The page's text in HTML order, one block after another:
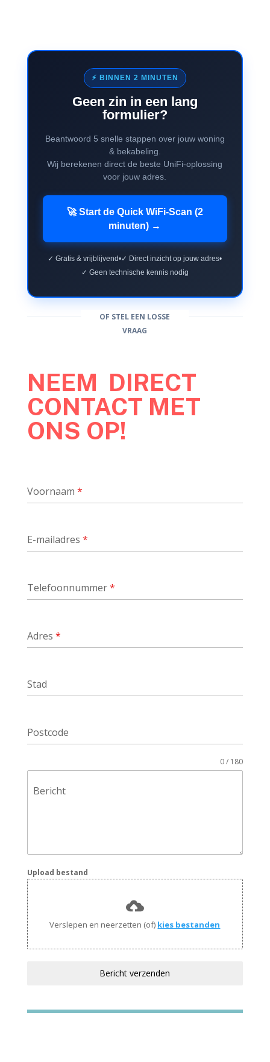
⚡ BINNEN 2 MINUTEN
Geen zin in een lang
formulier?
Beantwoord 5 snelle stappen over jouw woning
& bekabeling.
Wij berekenen direct de beste UniFi-oplossing
voor jouw adres.
🚀 Start de Quick WiFi-Scan (2
minuten) →
✓ Gratis & vrijblijvend•✓ Direct inzicht op jouw adres•
✓ Geen technische kennis nodig
OF STEL EEN LOSSE
VRAAG
NEEM DIRECT
CONTACT MET
ONS OP!
Voornaam *
E-mailadres *
Telefoonnummer*
Adres *
Stad
Postcode
Bericht
0 / 180
Upload bestand
Verslepen en neerzetten (of) kies bestanden
Bericht verzenden